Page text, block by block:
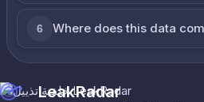
6 Where does this data
LeakRadar